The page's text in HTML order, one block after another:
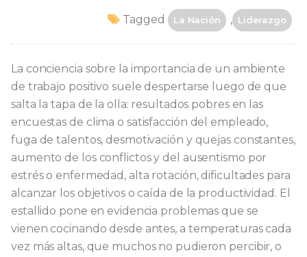
Tagged La Nación , Liderazgo
La conciencia sobre la importancia de un ambiente
de trabajo positivo suele despertarse luego de que
salta la tapa de la olla: resultados pobres en las
encuestas de clima o satisfacción del empleado,
fuga de talentos, desmotivación y quejas constantes,
aumento de los conflictos y del ausentismo por
estrés o enfermedad, alta rotación, dificultades para
alcanzar los objetivos o caída de la productividad. El
estallido pone en evidencia problemas que se
vienen cocinando desde antes, a temperaturas cada
vez más altas, que muchos no pudieron percibir, o